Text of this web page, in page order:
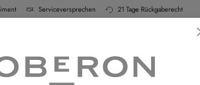
Serviceversprechen 21 Tage Rückgaberecht